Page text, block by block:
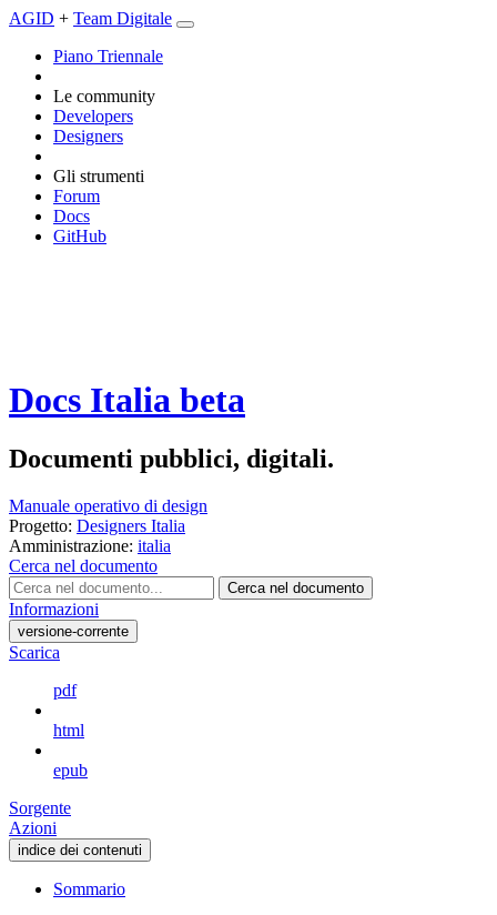
AGID + Team Digitale
Piano Triennale
Le community
Developers
Designers
Gli strumenti
Forum
Docs
GitHub
Docs Italia beta
Documenti pubblici, digitali.
Manuale operativo di design
Progetto: Designers Italia
Amministrazione: italia
Cerca nel documento
Cerca nel documento
Informazioni
versione-corrente
Scarica
pdf
html
epub
Sorgente
Azioni
indice dei contenuti
Sommario